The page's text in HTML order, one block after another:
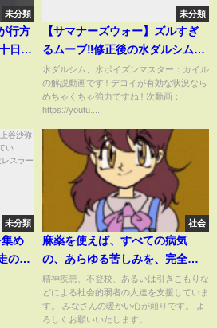
未分類
行方
日町
未分類
【サマナーズウォー】ズルすぎ
るムーブ‼修正後の水ダルシムが
強い‼使い方・構成解説！
【summonerswar】 #ゲーム実
況 #ゲーム
水ダルシム、水ポイズンマスター：カイル
の解説動画です‼ デコイが有効な状況なら
めちゃくちゃ強力ですね‼ 次動画：
https://youtu....
未分類
集め
の練
社会
麻薬を使えば、すべての病気
の、あらゆる苦しみを、完全に
消し去ることができます。ただ
し、麻薬を使えば、どれだけ少
量でも麻薬障害が重症化しま
精神疾患、不登校、あるいは引きこもりな
どによる社会的弱者の人達を支援していま
す。 みなさんの暖かい心が頼りです。 よ
ろしくお願いいたします。...